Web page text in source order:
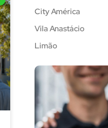
City América
Vila Anastácio
Limão